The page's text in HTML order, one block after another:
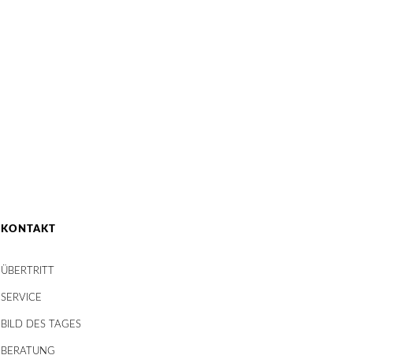
KONTAKT
ÜBERTRITT
SERVICE
BILD DES TAGES
BERATUNG